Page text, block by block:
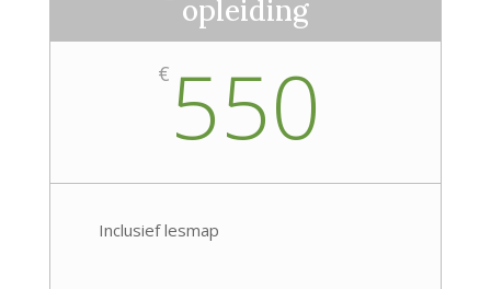
opleiding
€ 550
Inclusief lesmap